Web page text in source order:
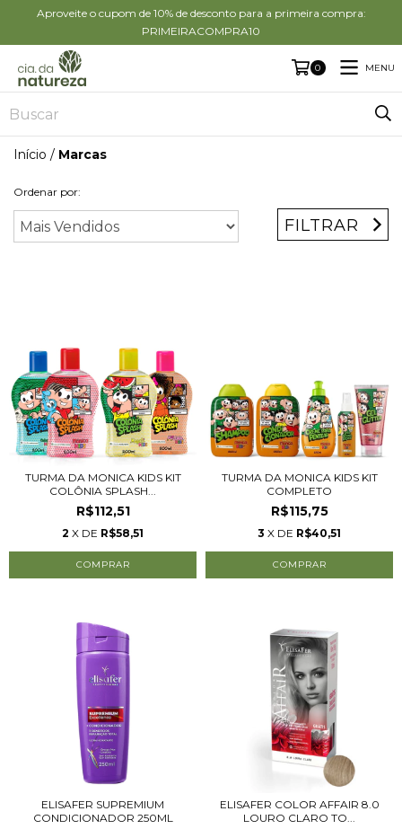
Aproveite o cupom de 10% de desconto para a primeira compra:
PRIMEIRACOMPRA10
0 MENU
Início / Marcas
Ordenar por:
FILTRAR
TURMA DA MONICA KIDS KIT
COLÔNIA SPLASH...
R$112,51
2 X DE R$58,51
TURMA DA MONICA KIDS KIT
COMPLETO
R$115,75
3 X DE R$40,51
ELISAFER SUPREMIUM
CONDICIONADOR 250ML
ELISAFER COLOR AFFAIR 8.0
LOURO CLARO TO...